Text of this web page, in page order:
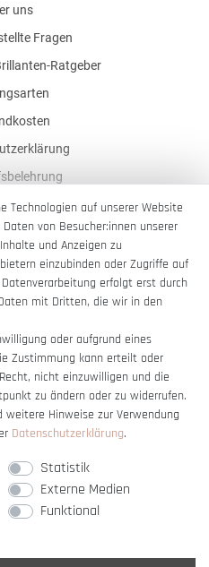
uns
Fragen
Ratgeber
widerrufen
Technologien auf unserer Website
von Besucher:innen unserer
und Anzeigen zu
einzubinden oder Zugriffe auf
erfolgt erst durch
mit Dritten, die wir in den
oder aufgrund eines
Zustimmung kann erteilt oder
nicht einzuwilligen und die
zu ändern oder zu widerrufen.
weitere Hinweise zur Verwendung
Daten­schutz­erklärung.
Statistik
Externe Medien
Funktional